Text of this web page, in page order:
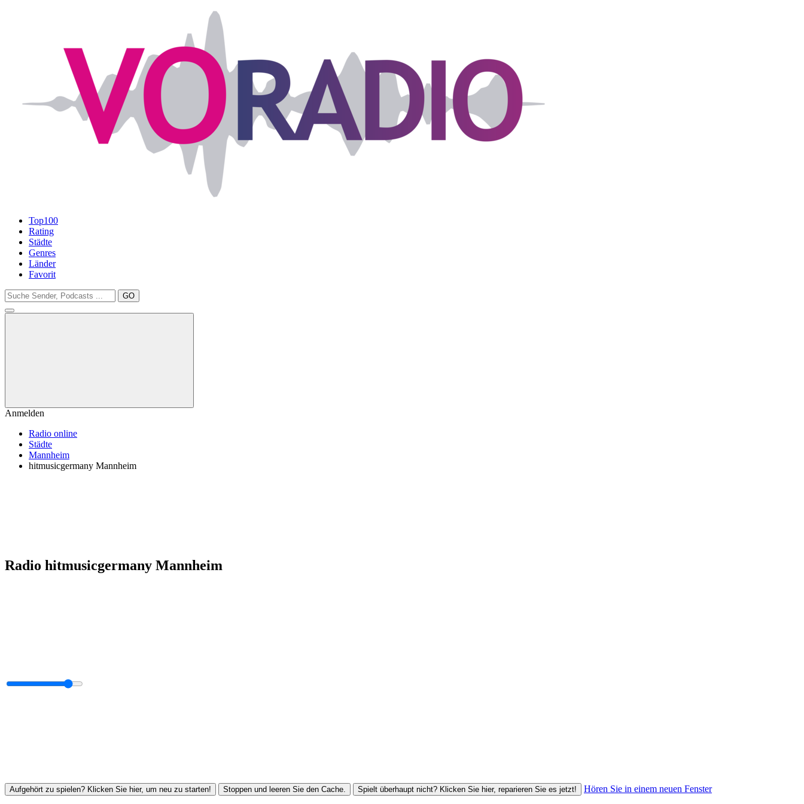
Top100
Rating
Städte
Genres
Länder
Favorit
GO
Anmelden
Radio online
Städte
Mannheim
hitmusicgermany Mannheim
Radio hitmusicgermany Mannheim
Aufgehört zu spielen? Klicken Sie hier, um neu zu starten! Stoppen und leeren Sie den Cache. Spielt überhaupt nicht? Klicken Sie hier, reparieren Sie es jetzt! Hören Sie in einem neuen Fenster